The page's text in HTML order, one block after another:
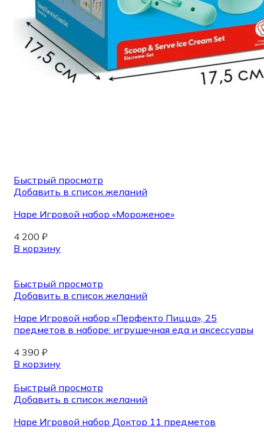
Быстрый просмотр
Добавить в список желаний
Hape Игровой набор «Мороженое»
4 200 ₽
В корзину
Быстрый просмотр
Добавить в список желаний
Hape Игровой набор «Перфекто Пицца», 25
предметов в наборе: игрушечная еда и аксессуары
4 390 ₽
В корзину
Быстрый просмотр
Добавить в список желаний
Hape Игровой набор Доктор 11 предметов